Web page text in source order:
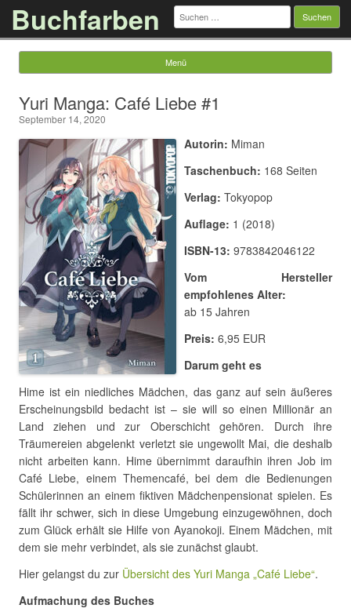
Buchfarben Suchen
nach:
Menü
Yuri Manga: Café Liebe #1
September 14, 2020
Autorin: Miman
Taschenbuch: 168 Seiten
Verlag: Tokyopop
Auflage: 1 (2018)
ISBN-13: 9783842046122
Vom Hersteller
empfohlenes Alter:
ab 15 Jahren
Preis: 6,95 EUR
Darum geht es
Hime ist ein niedliches Mädchen, das ganz auf sein äußeres
Erscheinungsbild bedacht ist – sie will so einen Millionär an
Land ziehen und zur Oberschicht gehören. Durch ihre
Träumereien abgelenkt verletzt sie ungewollt Mai, die deshalb
nicht arbeiten kann. Hime übernimmt daraufhin ihren Job im
Café Liebe, einem Themencafé, bei dem die Bedienungen
Schülerinnen an einem fiktiven Mädchenpensionat spielen. Es
fällt ihr schwer, sich in diese Umgebung einzugewöhnen, doch
zum Glück erhält sie Hilfe von Ayanokoji. Einem Mädchen, mit
dem sie mehr verbindet, als sie zunächst glaubt.
Hier gelangst du zur Übersicht des Yuri Manga „Café Liebe“.
Aufmachung des Buches